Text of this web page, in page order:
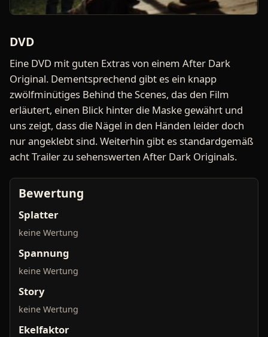
DVD
Eine DVD mit guten Extras von einem After Dark
Original. Dementsprechend gibt es ein knapp
zwölfminütiges Behind the Scenes, das den Film
erläutert, einen Blick hinter die Maske gewährt und
uns zeigt, dass die Nägel in den Händen leider doch
nur angeklebt sind. Weiterhin gibt es standardgemäß
acht Trailer zu sehenswerten After Dark Originals.
Bewertung
Splatter
keine Wertung
Spannung
keine Wertung
Story
keine Wertung
Ekelfaktor